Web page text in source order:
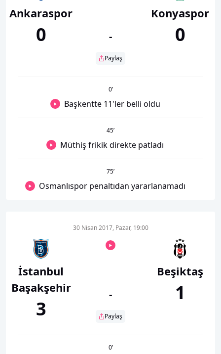
Ankaraspor
0 -
Paylaş
Konyaspor
0
0’
Başkentte 11'ler belli oldu
45’
Müthiş frikik direkte patladı
75’
Osmanlıspor penaltıdan yararlanamadı
İstanbul
Başakşehir
3
30 Nisan 2017, Pazar, 19:00
-
Paylaş
Beşiktaş
1
0’